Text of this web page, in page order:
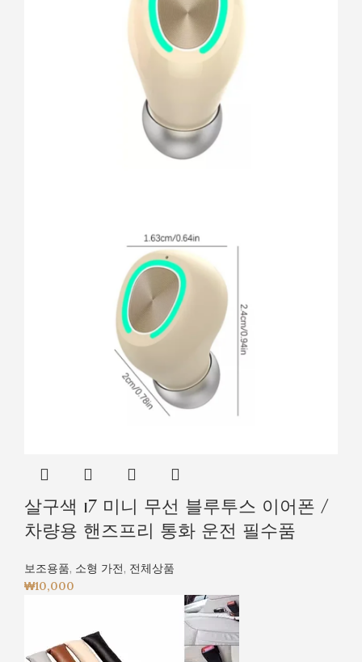
살구색 i7 미니 무선 블루투스 이어폰 /
차량용 핸즈프리 통화 운전 필수품
보조용품, 소형 가전, 전체상품
₩10,000